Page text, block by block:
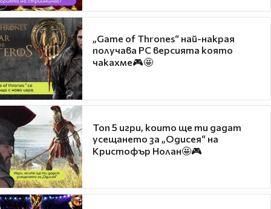
„Game of Thrones“ най-накрая
получава PC версията която
чакахме🎮🤩
Топ 5 игри, които ще ти дадат
усещането за „Одисея“ на
Кристофър Нолан🤩🎮